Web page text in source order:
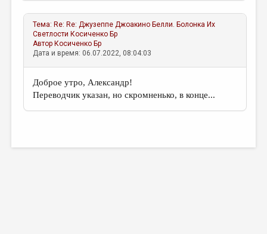
Тема: Re: Re: Джузеппе Джоакино Белли. Болонка Их
Светлости Косиченко Бр
Автор Косиченко Бр
Дата и время: 06.07.2022, 08:04:03
Доброе утро, Александр!
Переводчик указан, но скромненько, в конце...